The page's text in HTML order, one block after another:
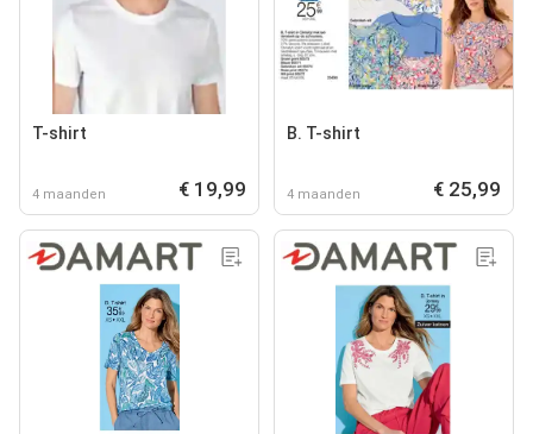
T-shirt
4 maanden € 19,99
B. T-shirt
4 maanden € 25,99